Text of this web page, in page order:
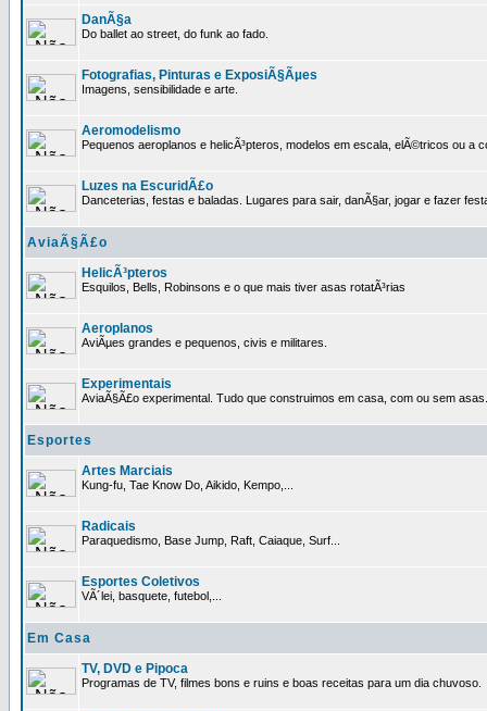
DanÃ§a
Do ballet ao street, do funk ao fado.
Fotografias, Pinturas e ExposiÃ§Ãµes
Imagens, sensibilidade e arte.
Aeromodelismo
Pequenos aeroplanos e helicÃ³pteros, modelos em escala, elÃ©tricos ou a
Luzes na EscuridÃ£o
Danceterias, festas e baladas. Lugares para sair, danÃ§ar, jogar e fazer
AviaÃ§Ã£o
HelicÃ³pteros
Esquilos, Bells, Robinsons e o que mais tiver asas rotatÃ³rias
Aeroplanos
AviÃµes grandes e pequenos, civis e militares.
Experimentais
AviaÃ§Ã£o experimental. Tudo que construimos em casa, com ou sem asas.
Esportes
Artes Marciais
Kung-fu, Tae Know Do, Aikido, Kempo,...
Radicais
Paraquedismo, Base Jump, Raft, Caiaque, Surf...
Esportes Coletivos
VÃ´lei, basquete, futebol,...
Em Casa
TV, DVD e Pipoca
Programas de TV, filmes bons e ruins e boas receitas para um dia chuvoso.